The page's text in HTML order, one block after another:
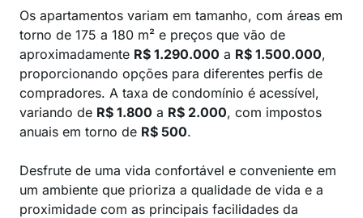
Os apartamentos variam em tamanho, com áreas em
torno de 175 a 180 m² e preços que vão de
aproximadamente R$ 1.290.000 a R$ 1.500.000,
proporcionando opções para diferentes perfis de
compradores. A taxa de condomínio é acessível,
variando de R$ 1.800 a R$ 2.000, com impostos
anuais em torno de R$ 500.
Desfrute de uma vida confortável e conveniente em
um ambiente que prioriza a qualidade de vida e a
proximidade com as principais facilidades da